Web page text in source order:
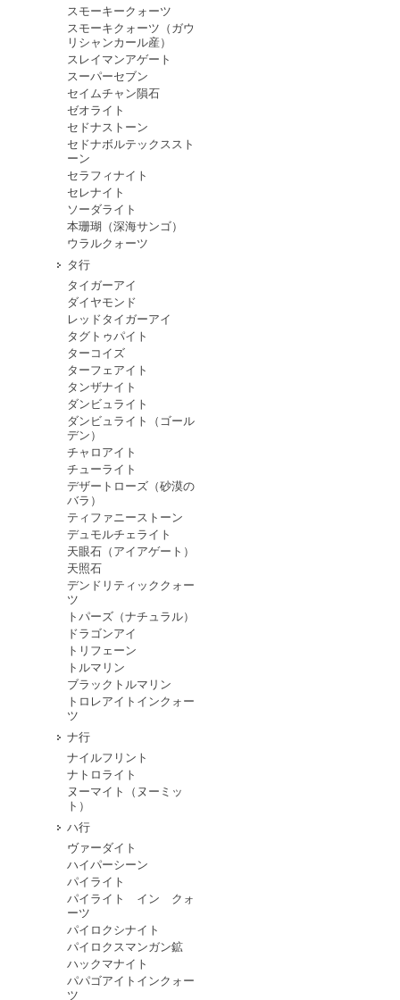
スモーキークォーツ
スモーキクォーツ（ガウ
リシャンカール産）
スレイマンアゲート
スーパーセブン
セイムチャン隕石
ゼオライト
セドナストーン
セドナボルテックススト
ーン
セラフィナイト
セレナイト
ソーダライト
本珊瑚（深海サンゴ）
ウラルクォーツ
タ行
タイガーアイ
ダイヤモンド
レッドタイガーアイ
タグトゥパイト
ターコイズ
ターフェアイト
タンザナイト
ダンビュライト
ダンビュライト（ゴール
デン）
チャロアイト
チューライト
デザートローズ（砂漠の
バラ）
ティファニーストーン
デュモルチェライト
天眼石（アイアゲート）
天照石
デンドリティッククォー
ツ
トパーズ（ナチュラル）
ドラゴンアイ
トリフェーン
トルマリン
ブラックトルマリン
トロレアイトインクォー
ツ
ナ行
ナイルフリント
ナトロライト
ヌーマイト（ヌーミッ
ト）
ハ行
ヴァーダイト
ハイパーシーン
パイライト
パイライト イン クォ
ーツ
パイロクシナイト
パイロクスマンガン鉱
ハックマナイト
パパゴアイトインクォー
ツ